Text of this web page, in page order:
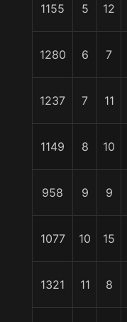
1155 5 12
1280 6 7
1237 7 11
1149 8 10
958 9 9
1077 10 15
1321 11 8